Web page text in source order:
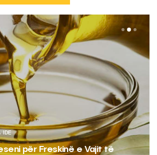
IDE
për Freskinë e Vajit të